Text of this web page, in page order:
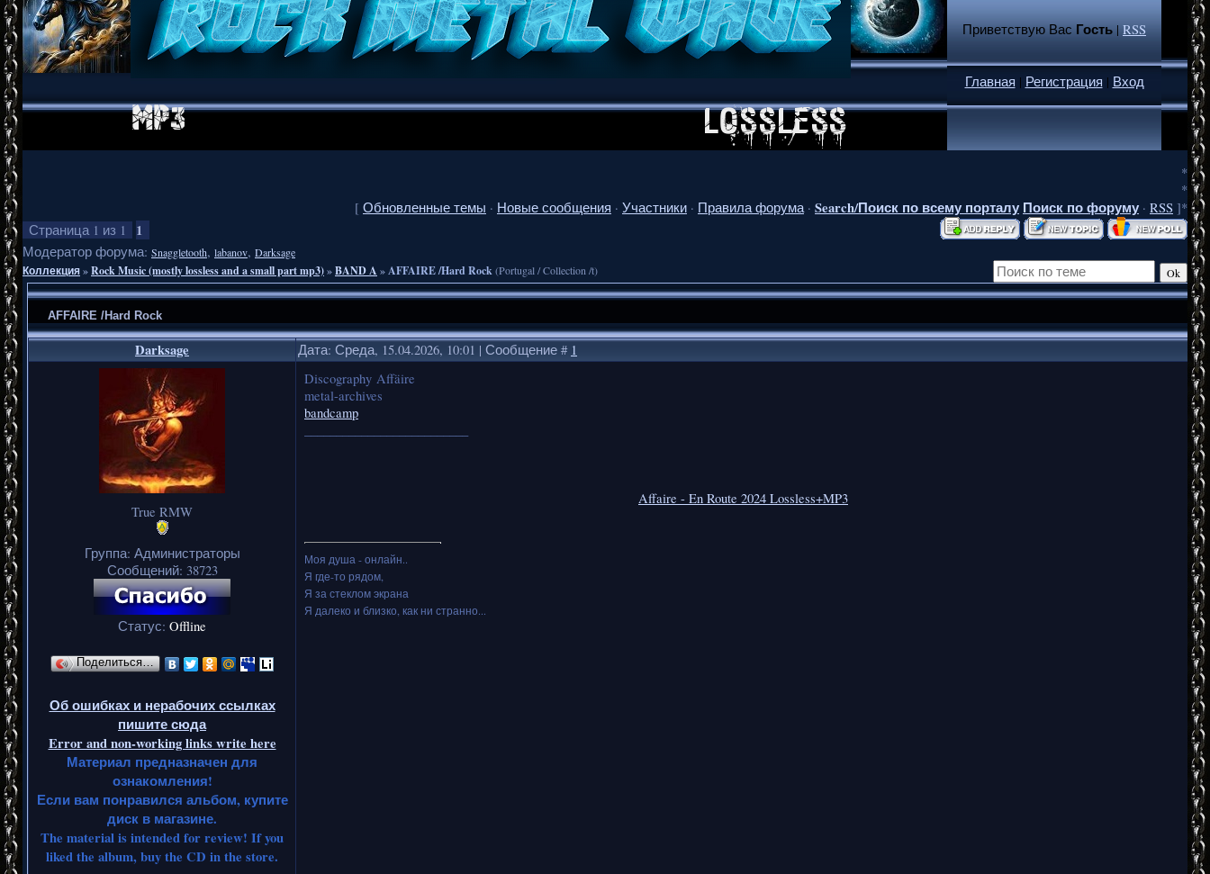
Приветствую Вас Гость|RSS
Главная | Регистрация | Вход
*
*
[ Обновленные темы · Новые сообщения · Участники · Правила форума · Search/Поиск по всему порталу Поиск по форуму · RSS ]*
Страница 1 из 1 1
Модератор форума: Snaggletooth, labanov, Darksage
Коллекция»Rock Music (mostly lossless and a small part mp3)»BAND A »AFFAIRE /Hard Rock(Portugal / Collection /t)
AFFAIRE /Hard Rock
Darksage Дата: Среда, 15.04.2026, 10:01 | Сообщение # 1
True RMW
Группа: Администраторы
Сообщений: 38723
Статус: Offline
Поделиться…
Об ошибках и нерабочих ссылках
пишите сюда
Error and non-working links write here
Материал предназначен для
ознакомления!
Если вам понравился альбом, купите
диск в магазине.
The material is intended for review! If you
liked the album, buy the CD in the store.
Discography Affäire
metal-archives
bandcamp
Affaire - En Route 2024 Lossless+MP3
Моя душа - онлайн..
Я где-то рядом,
Я за стеклом экрана
Я далеко и близко, как ни странно...